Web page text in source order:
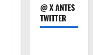
@ X ANTES
TWITTER